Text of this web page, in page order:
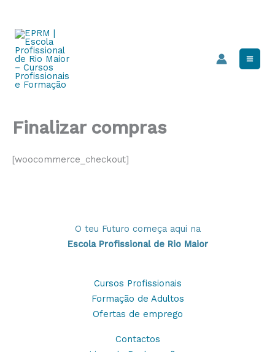
content
Finalizar compras
[woocommerce_checkout]
O teu Futuro começa aqui na
Escola Profissional de Rio Maior
Cursos Profissionais
Formação de Adultos
Ofertas de emprego
Contactos